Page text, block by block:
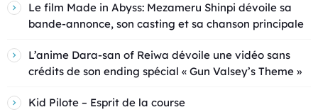
Le film Made in Abyss: Mezameru Shinpi dévoile sa
bande-annonce, son casting et sa chanson principale
L’anime Dara-san of Reiwa dévoile une vidéo sans
crédits de son ending spécial « Gun Valsey’s Theme »
Kid Pilote – Esprit de la course